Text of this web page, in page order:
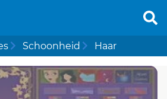
Schoonheid Haar